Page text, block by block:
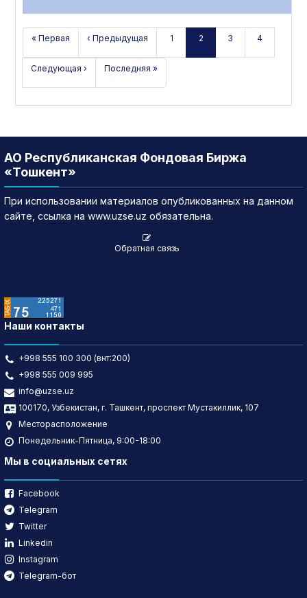
« Первая ‹ Предыдущая 1 2 3 4
Следующая › Последняя »
АО Республиканская Фондовая Биржа
«Тошкент»
При использовании материалов опубликованных на данном
сайте, ссылка на www.uzse.uz обязательна.
Обратная связь
Наши контакты
+998 555 100 300 (внт:200)
+998 555 009 995
info@uzse.uz
100170, Узбекистан, г. Ташкент, проспект Мустакиллик, 107
Месторасположение
Понедельник-Пятница, 9:00-18:00
Мы в социальных сетях
Facebook
Telegram
Twitter
Linkedin
Instagram
Telegram-бот